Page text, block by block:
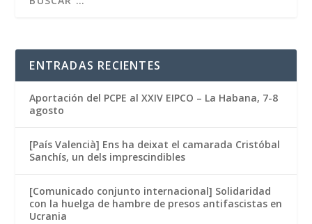
ENTRADAS RECIENTES
Aportación del PCPE al XXIV EIPCO – La Habana, 7-8
agosto
[País Valencià] Ens ha deixat el camarada Cristóbal
Sanchís, un dels imprescindibles
[Comunicado conjunto internacional] Solidaridad
con la huelga de hambre de presos antifascistas en
Ucrania